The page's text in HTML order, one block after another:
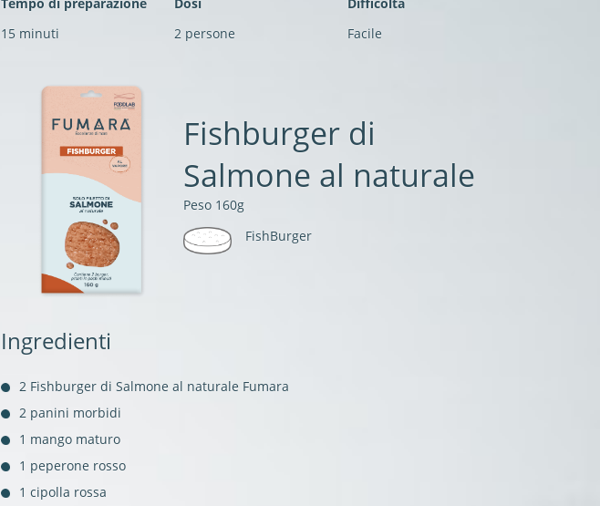
15 minuti
2 persone
Facile
Fishburger di
Salmone al naturale
Peso 160g
FishBurger
Ingredienti
2 Fishburger di Salmone al naturale Fumara
2 panini morbidi
1 mango maturo
1 peperone rosso
1 cipolla rossa